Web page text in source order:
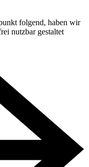
folgend, haben wir
nutzbar gestaltet